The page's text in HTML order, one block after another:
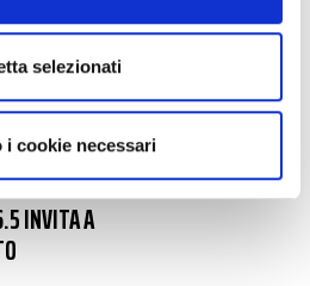
selezionati
i cookie necessari
INVITA A